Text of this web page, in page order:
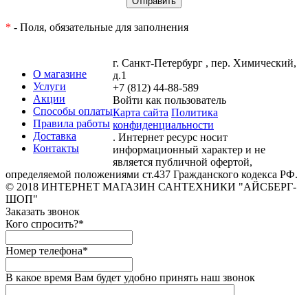
* - Поля, обязательные для заполнения
О магазине
Услуги
Акции
Способы оплаты
Правила работы
Доставка
Контакты
г. Санкт-Петербург , пер. Химический,
д.1
+7 (812) 44-88-589
Войти как пользователь
Карта сайта Политика
конфиденциальности
. Интернет ресурс носит
информационный характер и не
является публичной офертой,
определяемой положениями ст.437 Гражданского кодекса РФ.
© 2018 ИНТЕРНЕТ МАГАЗИН САНТЕХНИКИ "АЙСБЕРГ-
ШОП"
Заказать звонок
Кого спросить?*
Номер телефона*
В какое время Вам будет удобно принять наш звонок